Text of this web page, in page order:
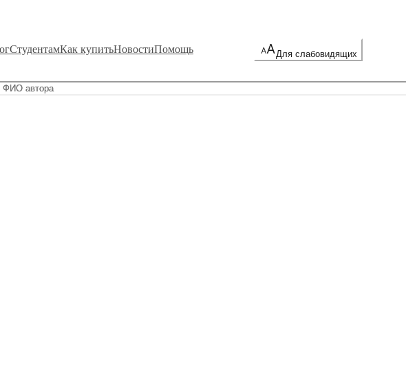
СтудентамКак купитьНовостиПомощь Для слабовидящих